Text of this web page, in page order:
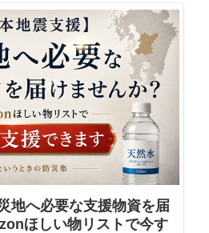
地へ必要な支援物資を届
ほしい物リストで今す